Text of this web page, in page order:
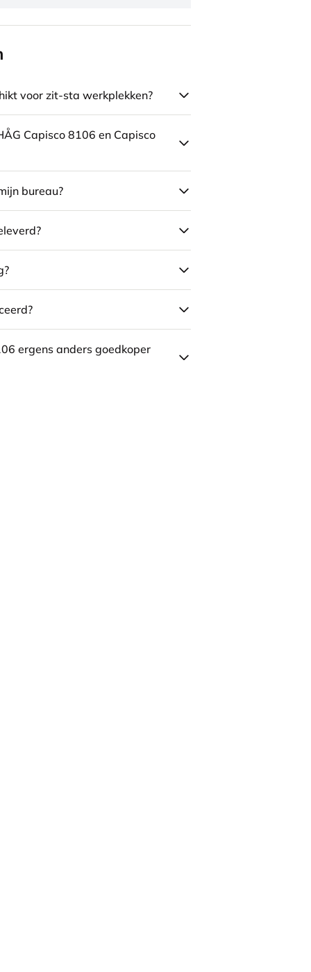
voor zit-sta werkplekken?
Capisco 8106 en Capisco
bureau?
ergens anders goedkoper